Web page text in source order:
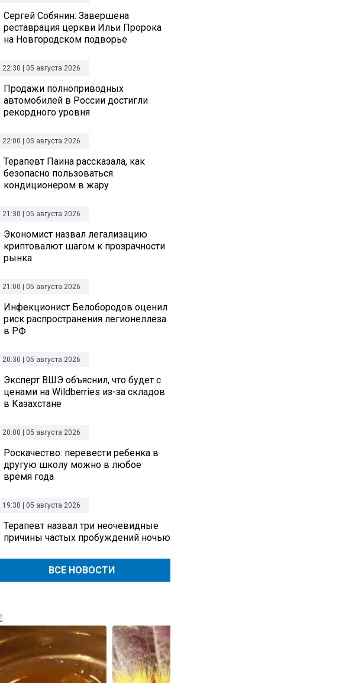
Сергей Собянин: Завершена
реставрация церкви Ильи Пророка
на Новгородском подворье
22:30 | 05 августа 2026
Продажи полноприводных
автомобилей в России достигли
рекордного уровня
22:00 | 05 августа 2026
Терапевт Паина рассказала, как
безопасно пользоваться
кондиционером в жару
21:30 | 05 августа 2026
Экономист назвал легализацию
криптовалют шагом к прозрачности
рынка
21:00 | 05 августа 2026
Инфекционист Белобородов оценил
риск распространения легионеллеза
в РФ
20:30 | 05 августа 2026
Эксперт ВШЭ объяснил, что будет с
ценами на Wildberries из-за складов
в Казахстане
20:00 | 05 августа 2026
Роскачество: перевести ребенка в
другую школу можно в любое
время года
19:30 | 05 августа 2026
Терапевт назвал три неочевидные
причины частых пробуждений ночью
ВСЕ НОВОСТИ